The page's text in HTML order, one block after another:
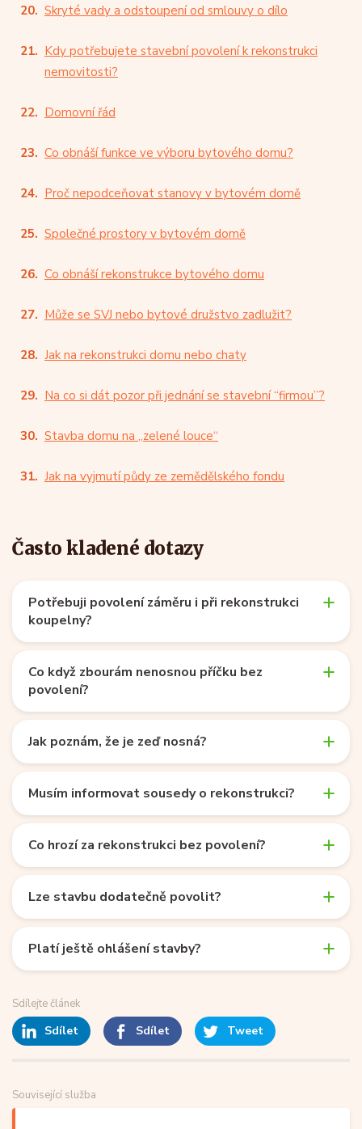
Skryté vady a odstoupení od smlouvy o dílo
Kdy potřebujete stavební povolení k rekonstrukci
nemovitosti?
Domovní řád
Co obnáší funkce ve výboru bytového domu?
Proč nepodceňovat stanovy v bytovém domě
Společné prostory v bytovém domě
Co obnáší rekonstrukce bytového domu
Může se SVJ nebo bytové družstvo zadlužit?
Jak na rekonstrukci domu nebo chaty
Na co si dát pozor při jednání se stavební “firmou”?
Stavba domu na „zelené louce“
Jak na vyjmutí půdy ze zemědělského fondu
Často kladené dotazy
Potřebuji povolení záměru i při rekonstrukci
koupelny?
Co když zbourám nenosnou příčku bez
povolení?
Jak poznám, že je zeď nosná?
Musím informovat sousedy o rekonstrukci?
Co hrozí za rekonstrukci bez povolení?
Lze stavbu dodatečně povolit?
Platí ještě ohlášení stavby?
Sdílejte článek
Sdílet Sdílet Tweet
Související služba